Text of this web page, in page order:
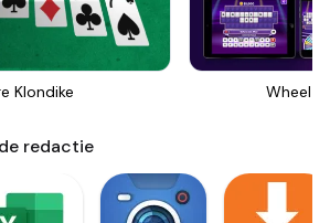
Klondike Wheel
redactie